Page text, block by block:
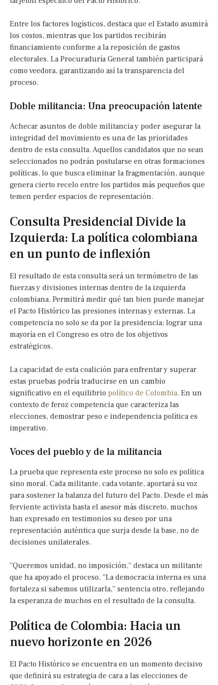
Entre los factores logísticos, destaca que el Estado asumirá
los costos, mientras que los partidos recibirán
financiamiento conforme a la reposición de gastos
electorales. La Procuraduría General también participará
como veedora, garantizando así la transparencia del
proceso.
Doble militancia: Una preocupación latente
Achecar asuntos de doble militancia y poder asegurar la
integridad del movimiento es una de las prioridades
dentro de esta consulta. Aquellos candidatos que no sean
seleccionados no podrán postularse en otras formaciones
políticas, lo que busca eliminar la fragmentación, aunque
genera cierto recelo entre los partidos más pequeños que
temen perder espacios de representación.
Consulta Presidencial Divide la
Izquierda: La política colombiana
en un punto de inflexión
El resultado de esta consulta será un termómetro de las
fuerzas y divisiones internas dentro de la izquierda
colombiana. Permitirá medir qué tan bien puede manejar
el Pacto Histórico las presiones internas y externas. La
competencia no solo se da por la presidencia; lograr una
mayoría en el Congreso es otro de los objetivos
estratégicos.
La capacidad de esta coalición para enfrentar y superar
estas pruebas podría traducirse en un cambio
significativo en el equilibrio político de Colombia. En un
contexto de feroz competencia que caracteriza las
elecciones, demostrar peso e independencia política es
imperativo.
Voces del pueblo y de la militancia
La prueba que representa este proceso no solo es política
sino moral. Cada militante, cada votante, aportará su voz
para sostener la balanza del futuro del Pacto. Desde el más
ferviente activista hasta el asesor más discreto, muchos
han expresado en testimonios su deseo por una
representación auténtica que surja desde la base, no de
decisiones unilaterales.
“Queremos unidad, no imposición,” destaca un militante
que ha apoyado el proceso. “La democracia interna es una
fortaleza si sabemos utilizarla,” sentencia otro, reflejando
la esperanza de muchos en el resultado de la consulta.
Política de Colombia: Hacia un
nuevo horizonte en 2026
El Pacto Histórico se encuentra en un momento decisivo
que definirá su estrategia de cara a las elecciones de